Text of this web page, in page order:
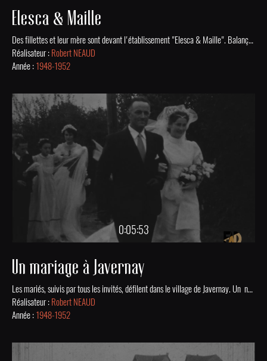
Elesca & Maille
Des fillettes et leur mère sont devant l'établissement "Elesca & Maille". Balançoire improvisée dans une couverture en forêt. Le matin de Noël, une fillette découvre ses cadeaux. Mis en ligne grâce au soutien financier de la DRAC Nouvelle-Aquitaine.
Réalisateur : Robert NEAUD
Année : 1948-1952
0:05:53
Un mariage à Javernay
Les mariés, suivis par tous les invités, défilent dans le village de Javernay. Un nourrisson s'agite sur un oreiller. Balade familiale en bord de Seine devant des bateaux qui passent. Mis en ligne grâce au soutien financier de la DRAC Nouvelle-Aquitaine.
Réalisateur : Robert NEAUD
Année : 1948-1952